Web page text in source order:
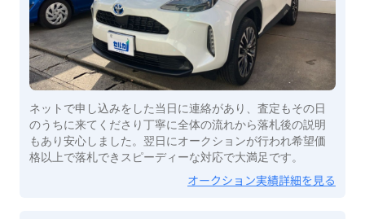
ネットで申し込みをした当日に連絡があり、査定もその日
のうちに来てくださり丁寧に全体の流れから落札後の説明
もあり安心しました。翌日にオークションが行われ希望価
格以上で落札できスピーディーな対応で大満足です。
オークション実績詳細を見る